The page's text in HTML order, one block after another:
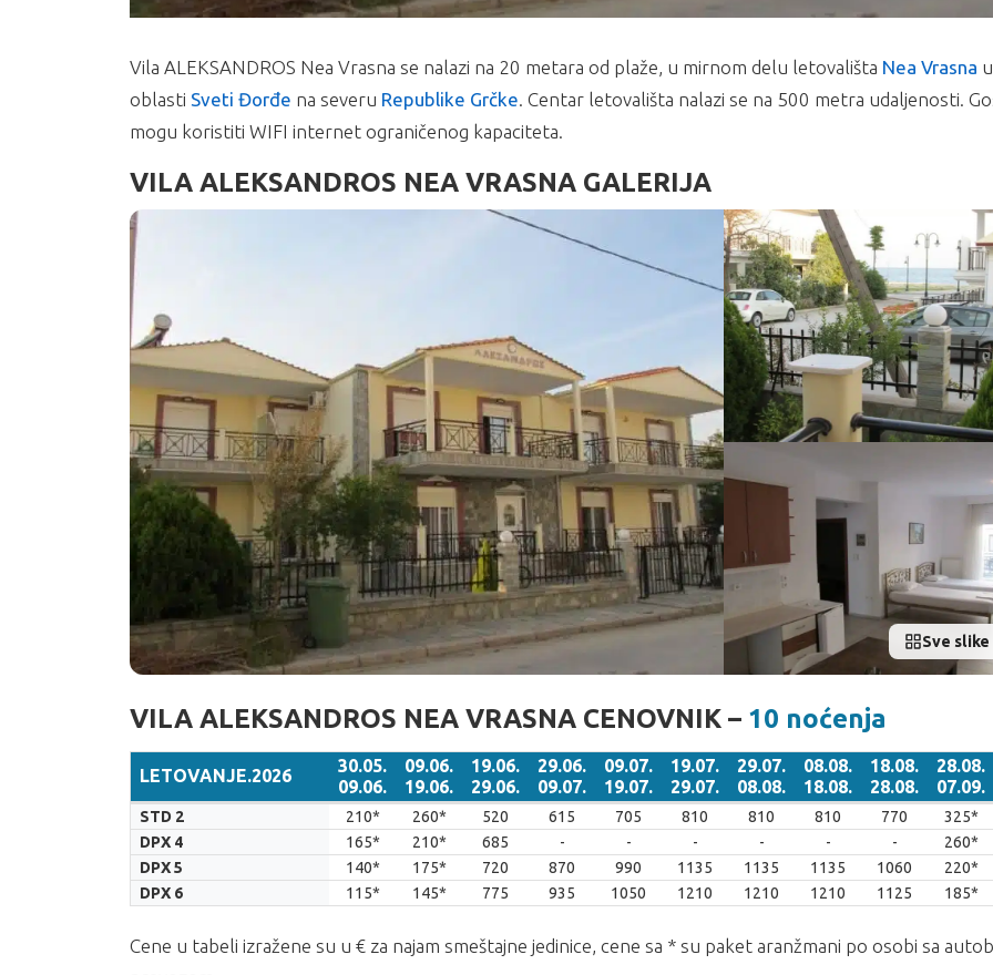
Vila ALEKSANDROS Nea Vrasna se nalazi na 20 metara od plaže, u mirnom delu letovališta Nea Vrasna u
oblasti Sveti Đorđe na severu Republike Grčke . Centar letovališta nalazi se na 500 metra udaljenosti.
mogu koristiti WIFI internet ograničenog kapaciteta.
VILA ALEKSANDROS NEA VRASNA GALERIJA
Sve slike
VILA ALEKSANDROS NEA VRASNA CENOVNIK – 10 noćenja
LETOVANJE.2026
30.05.
09.06.
09.06.
19.06.
19.06.
29.06.
29.06.
09.07.
09.07.
19.07.
19.07.
29.07.
29.07.
08.08.
08.08.
18.08.
18.08.
28.08.
28.08.
07.09.
LETOVANJE.2026
30.05.
09.06.
09.06.
19.06.
19.06.
29.06.
29.06.
09.07.
09.07.
19.07.
19.07.
29.07.
29.07.
08.08.
08.08.
18.08.
18.08.
28.08.
28.08.
07.09.
STD 2 210* 260* 520 615 705 810 810 810 770
325*
DPX 4
165* 210* 685 - - - - - -
260*
DPX 5
140* 175* 720 870 990 1135 1135 1135 1060
220*
DPX 6
115* 145* 775 935 1050 1210 1210 1210 1125 185*
Cene u tabeli izražene su u € za najam smeštajne jedinice, cene sa * su paket aranžmani po osobi sa